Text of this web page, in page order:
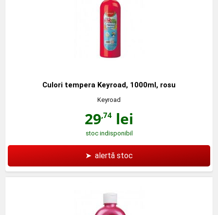
Culori tempera Keyroad, 1000ml, rosu
Keyroad
29,74 lei
stoc indisponibil
➤ alertă stoc